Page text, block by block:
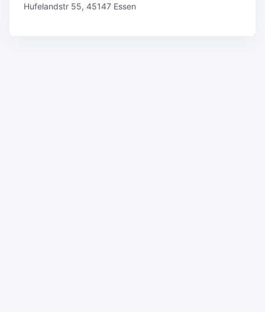
Hufelandstr 55, 45147 Essen